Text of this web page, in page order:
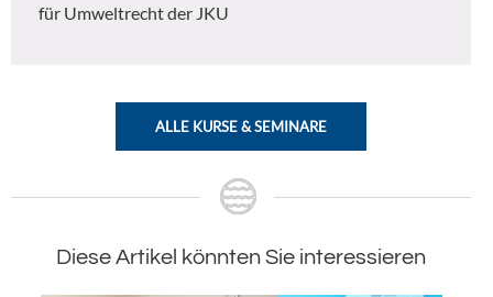
für Umweltrecht der JKU
ALLE KURSE & SEMINARE
Diese Artikel könnten Sie interessieren